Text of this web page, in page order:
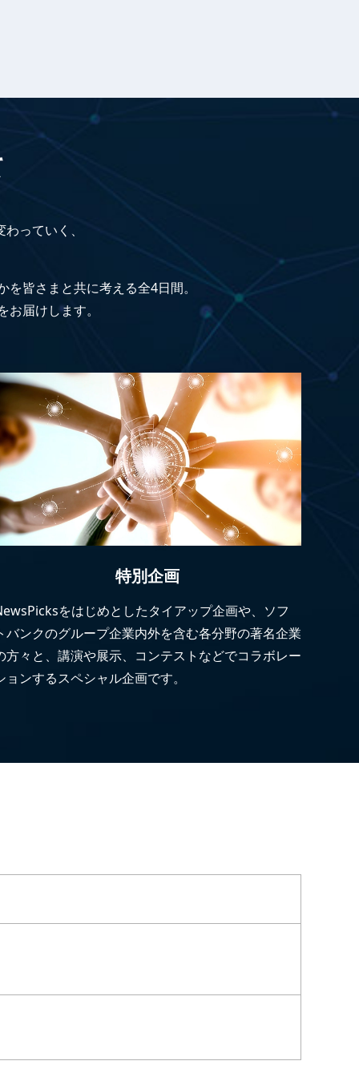
っていく、
皆さまと共に考える全4日間。
届けします。
特別企画
をはじめとしたタイアップ企画や、ソフ
バンクのグループ企業内外を含む各分野の著名企業
方々と、講演や展示、コンテストなどでコラボレー
ョンするスペシャル企画です。